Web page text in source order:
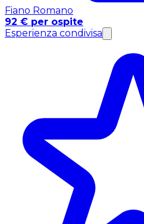
Fiano Romano
92 € per ospite
Esperienza condivisa